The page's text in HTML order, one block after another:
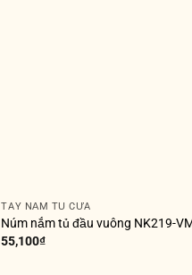
TAY NẮM TỦ CỬA
Núm nắm tủ đầu vuông NK219-
55,100₫